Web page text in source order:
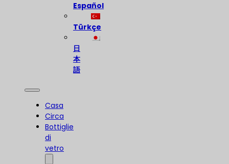
Español
Türkçe
日
本
語
Casa
Circa
Bottiglie
di
vetro